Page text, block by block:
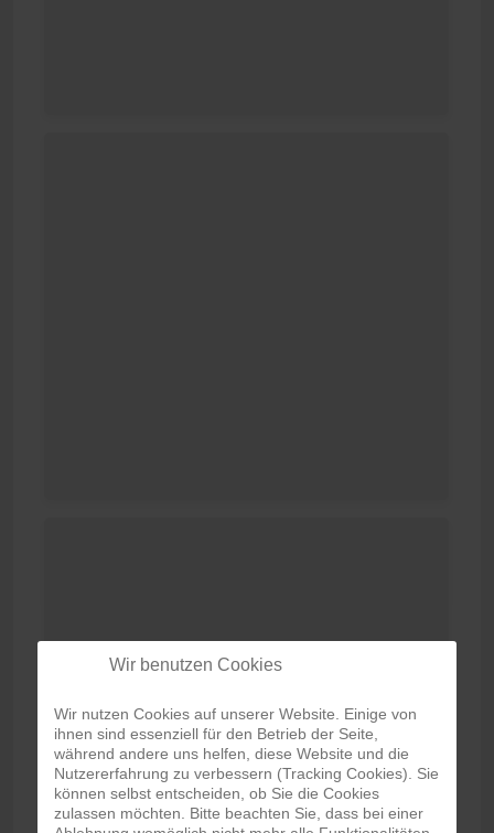
Wir benutzen Cookies
Wir nutzen Cookies auf unserer Website. Einige von
ihnen sind essenziell für den Betrieb der Seite,
während andere uns helfen, diese Website und die
Nutzererfahrung zu verbessern (Tracking Cookies). Sie
können selbst entscheiden, ob Sie die Cookies
zulassen möchten. Bitte beachten Sie, dass bei einer